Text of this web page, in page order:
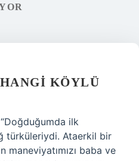
KÖYLÜ
“Doğduğumda ilk
türküleriydi. Ataerkil bir
baba ve